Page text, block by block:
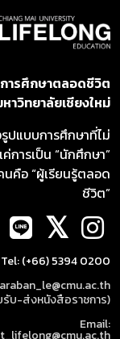
ด และนำ
ารศึกษาตลอดชีวิต
าวิทยาลัยเชียงใหม่
รูปแบบการศึกษาที่ไม่
การเป็น “นักศึกษา”
นคือ “ผู้เรียนรู้ตลอด
ชีวิต”
𝕏
Tel: (+66) 5394 0200
รับ-ส่งหนังสือราชการ)
Email: